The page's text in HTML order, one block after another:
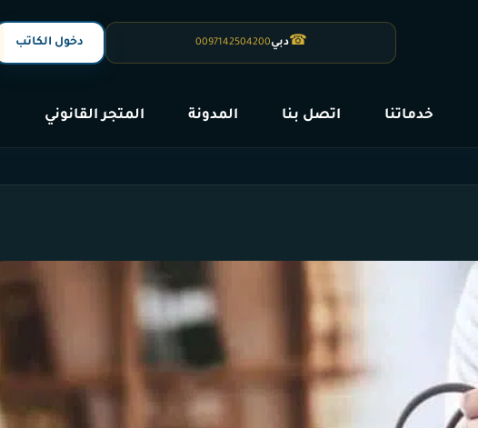
☎دبي0097142504200 دخول الكاتب
خدماتنا اتصل بنا المدونة المتجر القانوني